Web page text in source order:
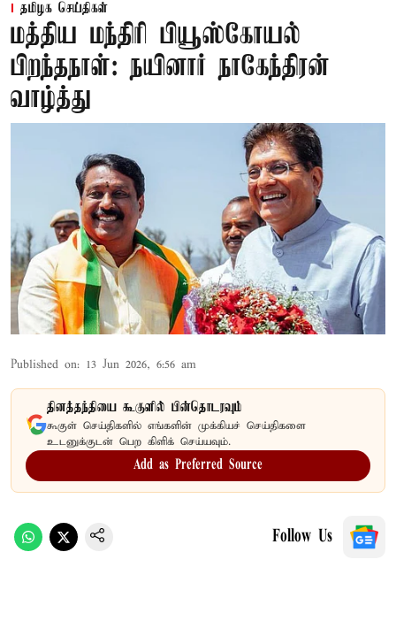
தமிழக செய்திகள்
மத்திய மந்திரி பியூஸ்கோயல்
பிறந்தநாள்: நயினார் நாகேந்திரன்
வாழ்த்து
Published on: 13 Jun 2026, 6:56 am
தினத்தந்தியை கூகுளில் பின்தொடரவும்
கூகுள் செய்திகளில் எங்களின் முக்கியச் செய்திகளை
உடனுக்குடன் பெற கிளிக் செய்யவும்.
Add as Preferred Source
Follow Us